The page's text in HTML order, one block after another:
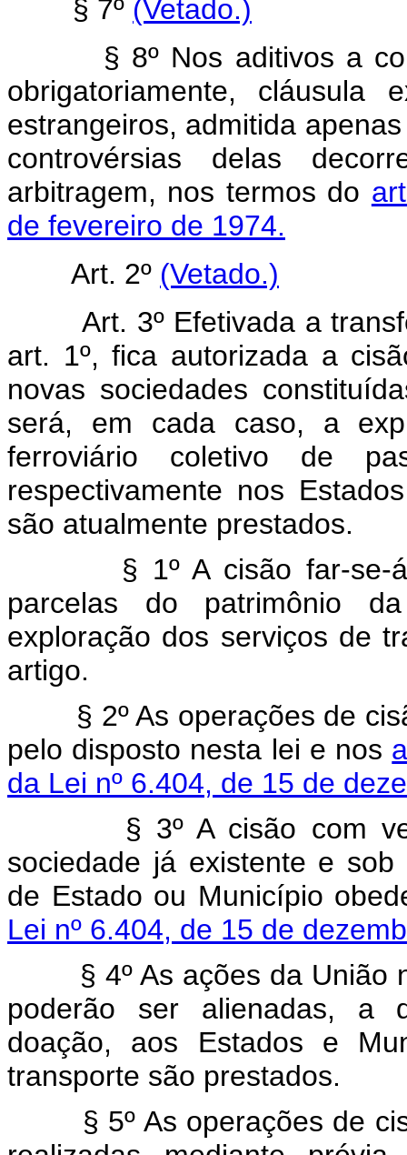
§ 7º (Vetado.)
§ 8º Nos aditivos a
obrigatoriamente, cláusula
estrangeiros, admitida
controvérsias delas
arbitragem, nos termos do
de fevereiro de 1974.
Art. 2º (Vetado.)
Art. 3º Efetivada a
art. 1º, fica autorizada a
novas sociedades
será, em cada caso, a
ferroviário coletivo de
respectivamente nos
são atualmente prestados.
§ 1º A cisão far-se-á
parcelas do patrimônio
exploração dos serviços de
artigo.
§ 2º As operações de
pelo disposto nesta lei e nos
da Lei nº 6.404, de 15 de
§ 3º A cisão com
sociedade já existente e
de Estado ou Município
Lei nº 6.404, de 15 de
§ 4º As ações da União
poderão ser alienadas, a
doação, aos Estados e
transporte são prestados.
§ 5º As operações de